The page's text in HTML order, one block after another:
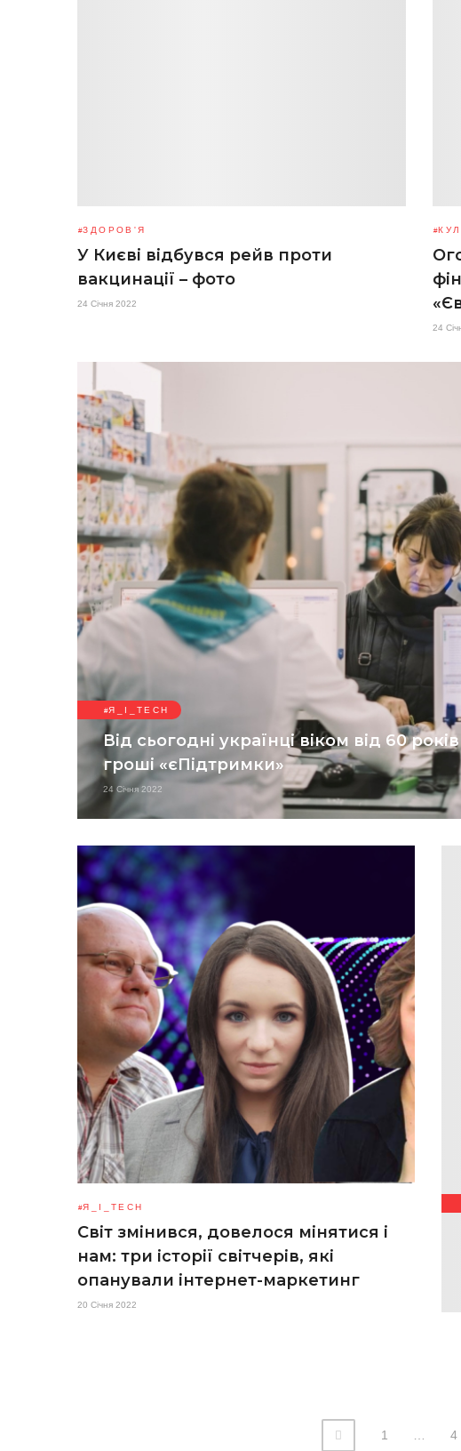
ЗДОРОВ'Я
У Києві відбувся рейв проти
вакцинації – фото
24 Січня 2022
24
Я_І_TECH
Від сьогодні українці віком від 60
гроші «єПідтримки»
24 Січня 2022
Я_І_TECH
Світ змінився, довелося мінятися і
нам: три історії світчерів, які
опанували інтернет-маркетинг
20 Січня 2022
1 4